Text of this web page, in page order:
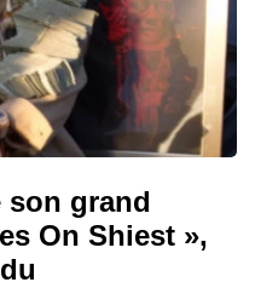
son grand
On Shiest »,